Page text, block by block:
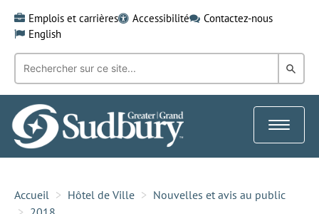
content
Emplois et carrières Accessibilité
Contactez-nous
English
Recherche
mot-
clé:
dans
Toggle
Accueil Hôtel de Ville
Nouvelles et avis au public